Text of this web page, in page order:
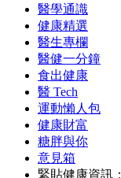
醫學通識
健康精選
醫生專欄
醫健一分鐘
食出健康
醫 Tech
運動懶人包
健康財富
糖胖與你
意見箱
緊貼健康資訊：